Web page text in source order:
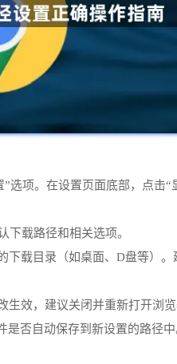
项。在设置页面底部，点击
下载路径和相关选项。
载目录（如桌面、D盘等）
效，建议关闭并重新打开浏览
否自动保存到新设置的路径